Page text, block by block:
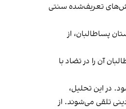
تعریف‌شده‌ سنتی
پساطالبان، از
آن را در تضاد با
در این تحلیل،
تلقی می‌شوند. از